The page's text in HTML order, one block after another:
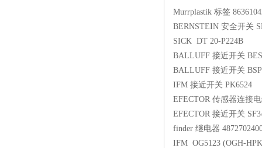
Murrplastik 标签
BERNSTEIN 安全开关
SICK DT 20-P224B
BALLUFF 接近开关
BALLUFF 接近开关
IFM 接近开关 PK6524
EFECTOR 传感器连接
EFECTOR 接近开关
finder 继电器
IFM OG5123 (OGH-